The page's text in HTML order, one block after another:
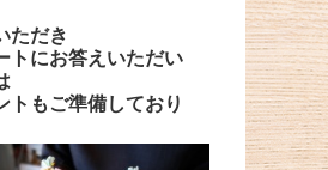
ただき
トにお答えいただい
トもご準備しており